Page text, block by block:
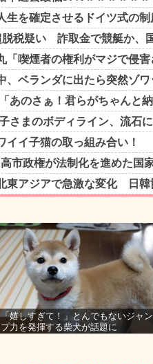
「嬉しすぎて！」とんでもないジャン
プ力を発揮する柴犬が話題に